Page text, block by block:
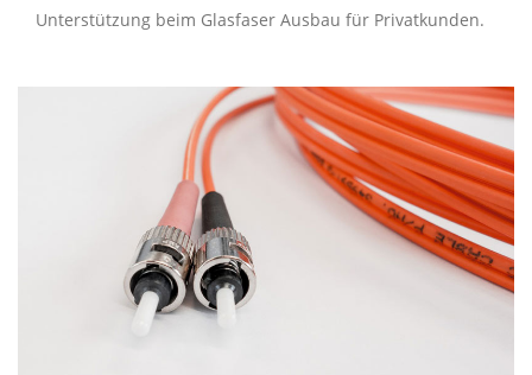
Unterstützung beim Glasfaser Ausbau für Privatkunden.